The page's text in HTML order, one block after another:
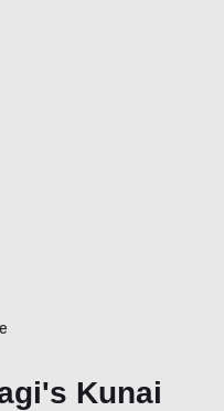
Kunai